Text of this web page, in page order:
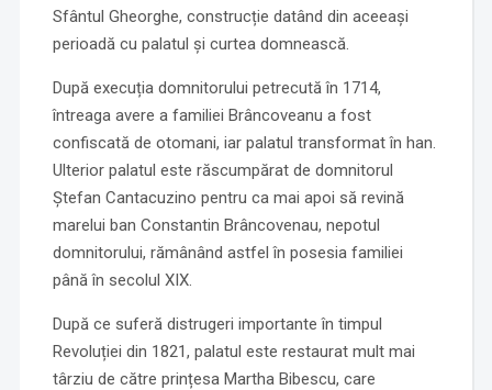
Sfântul Gheorghe, construcție datând din aceeași
perioadă cu palatul și curtea domnească.
După execuția domnitorului petrecută în 1714,
întreaga avere a familiei Brâncoveanu a fost
confiscată de otomani, iar palatul transformat în han.
Ulterior palatul este răscumpărat de domnitorul
Ștefan Cantacuzino pentru ca mai apoi să revină
marelui ban Constantin Brâncovenau, nepotul
domnitorului, rămânând astfel în posesia familiei
până în secolul XIX.
După ce suferă distrugeri importante în timpul
Revoluției din 1821, palatul este restaurat mult mai
târziu de către prințesa Martha Bibescu, care